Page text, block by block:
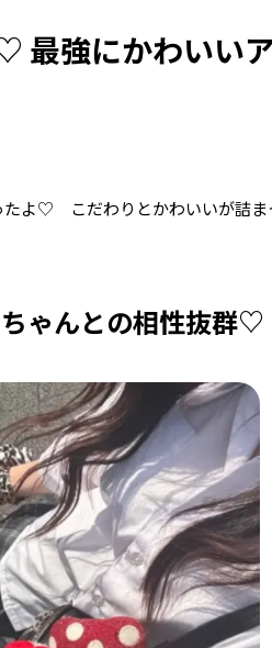
最強にかわいい
たよ♡ こだわりとかわいいが詰ま
ゃんとの相性抜群♡